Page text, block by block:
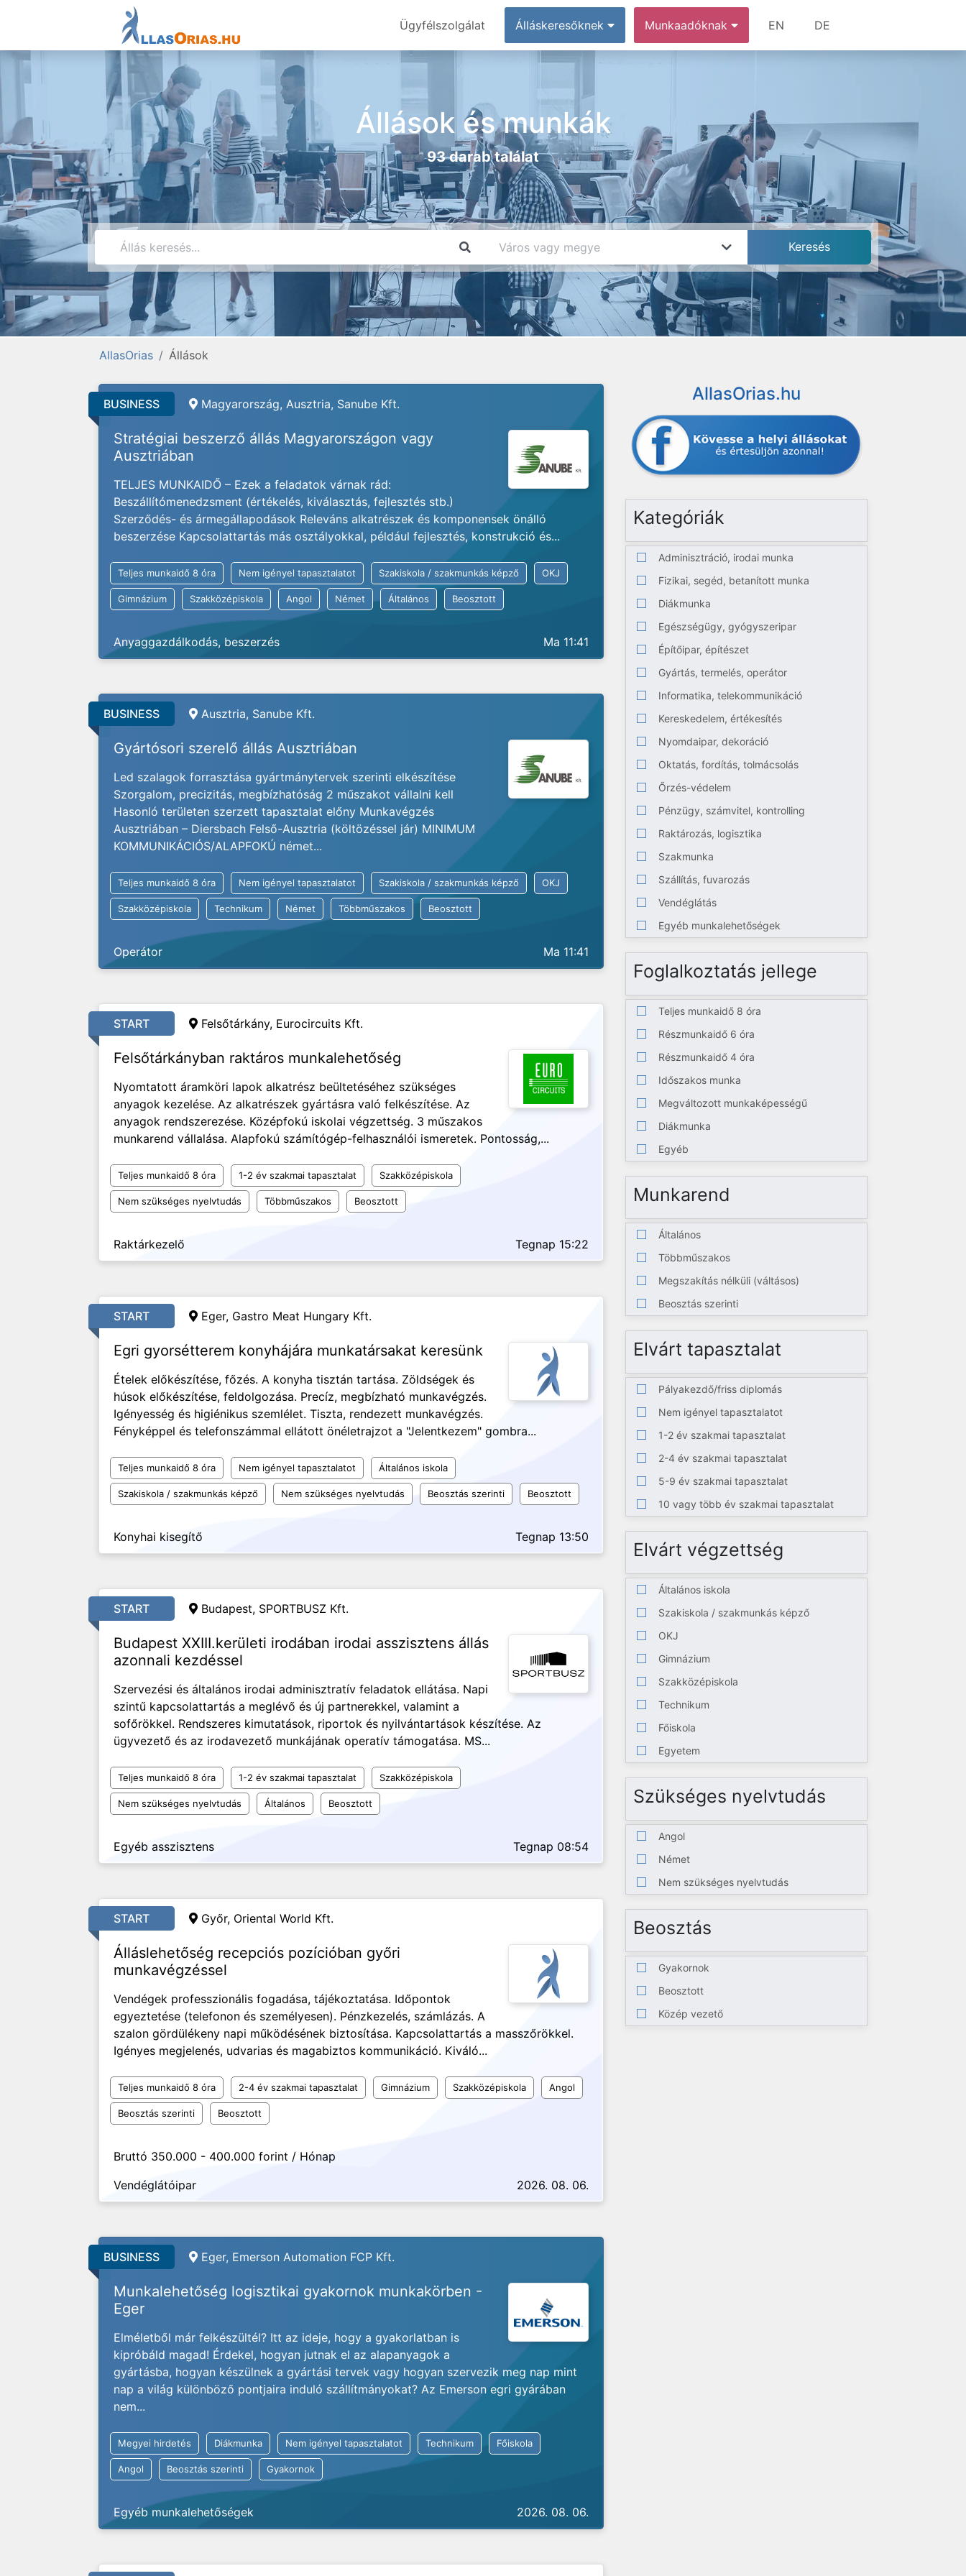
Ügyfélszolgálat Álláskeresőknek Munkaadóknak EN DE
Állások és munkák
93 darab találat
AllasOrias Állások
BUSINESS Magyarország, Ausztria, Sanube Kft.
Stratégiai beszerző állás Magyarországon vagy
Ausztriában
TELJES MUNKAIDŐ – Ezek a feladatok várnak rád:
Beszállítómenedzsment (értékelés, kiválasztás, fejlesztés stb.)
Szerződés- és ármegállapodások Releváns alkatrészek és komponensek önálló
beszerzése Kapcsolattartás más osztályokkal, például fejlesztés, konstrukció és...
Teljes munkaidő 8 óra Nem igényel tapasztalatot Szakiskola / szakmunkás képző OKJ
Gimnázium Szakközépiskola Angol Német Általános Beosztott
Anyaggazdálkodás, beszerzés Ma 11:41
BUSINESS Ausztria, Sanube Kft.
Gyártósori szerelő állás Ausztriában
Led szalagok forrasztása gyártmánytervek szerinti elkészítése
Szorgalom, precizitás, megbízhatóság 2 műszakot vállalni kell
Hasonló területen szerzett tapasztalat előny Munkavégzés
Ausztriában – Diersbach Felső-Ausztria (költözéssel jár) MINIMUM
KOMMUNIKÁCIÓS/ALAPFOKÚ német...
Teljes munkaidő 8 óra Nem igényel tapasztalatot Szakiskola / szakmunkás képző OKJ
Szakközépiskola Technikum Német Többműszakos Beosztott
Operátor Ma 11:41
START Felsőtárkány, Eurocircuits Kft.
Felsőtárkányban raktáros munkalehetőség
Nyomtatott áramköri lapok alkatrész beültetéséhez szükséges
anyagok kezelése. Az alkatrészek gyártásra való felkészítése. Az
anyagok rendszerezése. Középfokú iskolai végzettség. 3 műszakos
munkarend vállalása. Alapfokú számítógép-felhasználói ismeretek. Pontosság,...
Teljes munkaidő 8 óra 1-2 év szakmai tapasztalat Szakközépiskola
Nem szükséges nyelvtudás Többműszakos Beosztott
Raktárkezelő Tegnap 15:22
START Eger, Gastro Meat Hungary Kft.
Egri gyorsétterem konyhájára munkatársakat keresünk
Ételek előkészítése, főzés. A konyha tisztán tartása. Zöldségek és
húsok előkészítése, feldolgozása. Precíz, megbízható munkavégzés.
Igényesség és higiénikus szemlélet. Tiszta, rendezett munkavégzés.
Fényképpel és telefonszámmal ellátott önéletrajzot a "Jelentkezem" gombra...
Teljes munkaidő 8 óra Nem igényel tapasztalatot Általános iskola
Szakiskola / szakmunkás képző Nem szükséges nyelvtudás Beosztás szerinti Beosztott
Konyhai kisegítő Tegnap 13:50
START Budapest, SPORTBUSZ Kft.
Budapest XXIII.kerületi irodában irodai asszisztens állás
azonnali kezdéssel
Szervezési és általános irodai adminisztratív feladatok ellátása. Napi
szintű kapcsolattartás a meglévő és új partnerekkel, valamint a
sofőrökkel. Rendszeres kimutatások, riportok és nyilvántartások készítése. Az
ügyvezető és az irodavezető munkájának operatív támogatása. MS...
Teljes munkaidő 8 óra 1-2 év szakmai tapasztalat Szakközépiskola
Nem szükséges nyelvtudás Általános Beosztott
Egyéb asszisztens Tegnap 08:54
START Győr, Oriental World Kft.
Álláslehetőség recepciós pozícióban győri
munkavégzéssel
Vendégek professzionális fogadása, tájékoztatása. Időpontok
egyeztetése (telefonon és személyesen). Pénzkezelés, számlázás. A
szalon gördülékeny napi működésének biztosítása. Kapcsolattartás a masszőrökkel.
Igényes megjelenés, udvarias és magabiztos kommunikáció. Kiváló...
Teljes munkaidő 8 óra 2-4 év szakmai tapasztalat Gimnázium Szakközépiskola Angol
Beosztás szerinti Beosztott
Bruttó 350.000 - 400.000 forint / Hónap
Vendéglátóipar
2026. 08. 06.
BUSINESS Eger, Emerson Automation FCP Kft.
Munkalehetőség logisztikai gyakornok munkakörben -
Eger
Elméletből már felkészültél? Itt az ideje, hogy a gyakorlatban is
kipróbáld magad! Érdekel, hogyan jutnak el az alapanyagok a
gyártásba, hogyan készülnek a gyártási tervek vagy hogyan szervezik meg nap mint
nap a világ különböző pontjaira induló szállítmányokat? Az Emerson egri gyárában
nem...
Megyei hirdetés Diákmunka Nem igényel tapasztalatot Technikum Főiskola
Angol Beosztás szerinti Gyakornok
Egyéb munkalehetőségek 2026. 08. 06.
AllasOrias.hu
Kategóriák
Adminisztráció, irodai munka
Fizikai, segéd, betanított munka
Diákmunka
Egészségügy, gyógyszeripar
Építőipar, építészet
Gyártás, termelés, operátor
Informatika, telekommunikáció
Kereskedelem, értékesítés
Nyomdaipar, dekoráció
Oktatás, fordítás, tolmácsolás
Őrzés-védelem
Pénzügy, számvitel, kontrolling
Raktározás, logisztika
Szakmunka
Szállítás, fuvarozás
Vendéglátás
Egyéb munkalehetőségek
Foglalkoztatás jellege
Teljes munkaidő 8 óra
Részmunkaidő 6 óra
Részmunkaidő 4 óra
Időszakos munka
Megváltozott munkaképességű
Diákmunka
Egyéb
Munkarend
Általános
Többműszakos
Megszakítás nélküli (váltásos)
Beosztás szerinti
Elvárt tapasztalat
Pályakezdő/friss diplomás
Nem igényel tapasztalatot
1-2 év szakmai tapasztalat
2-4 év szakmai tapasztalat
5-9 év szakmai tapasztalat
10 vagy több év szakmai tapasztalat
Elvárt végzettség
Általános iskola
Szakiskola / szakmunkás képző
OKJ
Gimnázium
Szakközépiskola
Technikum
Főiskola
Egyetem
Szükséges nyelvtudás
Angol
Német
Nem szükséges nyelvtudás
Beosztás
Gyakornok
Beosztott
Közép vezető